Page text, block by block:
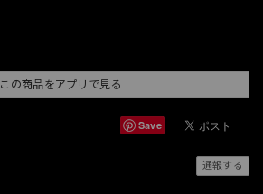
この商品をアプリで見る
Save
通報する